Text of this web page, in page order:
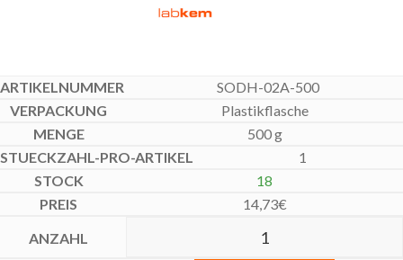
SODH-02A-500
Plastikflasche
500 g
1
18
14,73€